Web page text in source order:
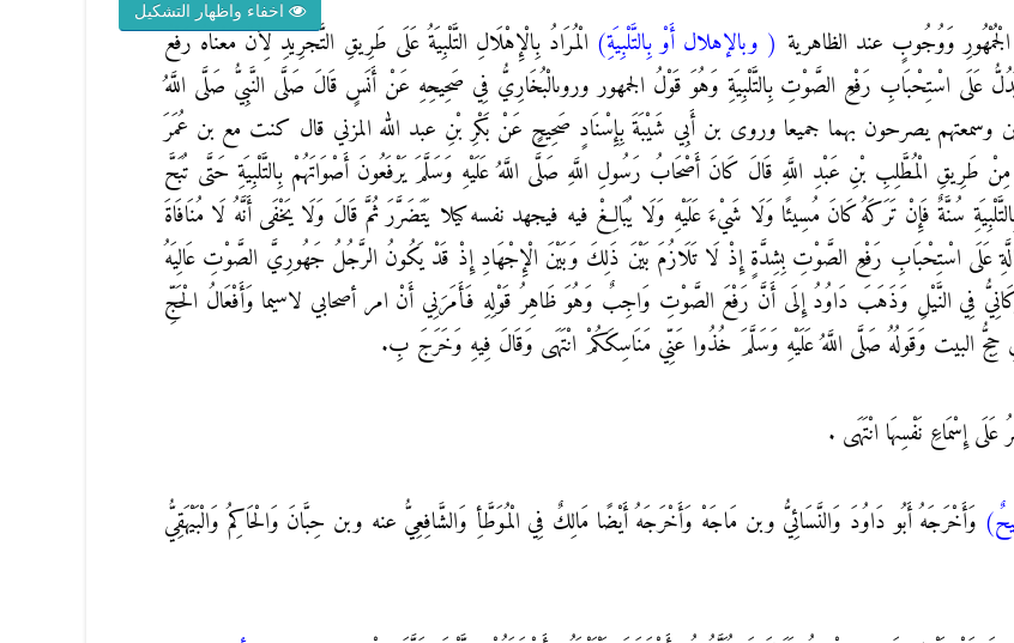
اخفاء واظهار التشكيل
وَوُجُوبٍ عند الظاهرية ( وبالإهلال أَوْ بِالتَّلْبِيَةِ) الْمُرَادُ بِالْإِهْلَالِ التَّلْبِيَةُ عَلَى طَرِيقِ التَّجْرِيدِ لِأَنَّ مَعْنَاهُ رَفْعُ
عَلَى اسْتِحْبَابِ رَفْعِ الصَّوْتِ بِالتَّلْبِيَةِ وَهُوَ قَوْلُ الجمهور وروىالْبُخَارِيُّ فِي صَحِيحِهِ عَنْ أَنَسٍ قَالَ صَلَّى النَّبِيُّ صَلَّى اللَّهُ
وسمعتهم يصرحون بهما جميعا وروى بن أَبِي شَيْبَةَ بِإِسْنَادٍ صَحِيحٍ عَنْ بَكْرِ بْنِ عبد الله المزني قال كنت مع بن عُمَرَ
طَرِيقِ الْمُطَّلِبِ بْنِ عَبْدِ اللَّهِ قَالَ كَانَ أَصْحَابُ رَسُولِ اللَّهِ صَلَّى اللَّهُ عَلَيْهِ وَسَلَّمَ يَرْفَعُونَ أَصْوَاتَهُمْ بِالتَّلْبِيَةِ حَتَّى تُبَحَّ
سُنَّةٌ فَإِنْ تَرَكَهُ كَانَ مُسِيئًا وَلَا شَيْءَ عَلَيْهِ وَلَا يُبَالِغْ فيه فيجهد نفسه كيلا يَتَضَرَّرَ ثُمَّ قَالَ وَلَا يَخْفَى أَنَّهُ لَا مُنَافَاةَ
عَلَى اسْتِحْبَابِ رَفْعِ الصَّوْتِ بِشِدَّةٍ إِذْ لَا تَلَازُمَ بَيْنَ ذَلِكَ وَبَيْنَ الْإِجْهَادِ إِذْ قَدْ يَكُونُ الرَّجُلُ جَهُورِيَّ الصَّوْتِ عَالِيَهُ
فِي النَّيْلِ وَذَهَبَ دَاوُدُ إِلَى أَنَّ رَفْعَ الصَّوْتِ وَاجِبٌ وَهُوَ ظَاهِرُ قَوْلِهِ فَأَمَرَنِي أَنْ امر أصحابي لاسيما وَأَفْعَالُ الْحَجِّ
حِجُّ البيت وَقَولُهُ صَلَّى اللَّهُ عَلَيْهِ وَسَلَّمَ خُذُوا عَنِّي مَنَاسِكَكُمْ انْتَهَى وَقَالَ فِيهِ وَخَرَجَ بِ.
عَلَى إِسْمَاعِ نَفْسِهَا انْتَهَى .
وَأَخْرَجَهُ أَبُو دَاوُدَ وَالنَّسَائِيُّ وبن مَاجَهْ وَأَخْرَجَهُ أَيْضًا مَالِكٌ فِي الْمُوَطَّأِ وَالشَّافِعِيُّ عنه وبن حِبَّانَ وَالْحَاكِمُ وَالْبَيْهَقِيُّ